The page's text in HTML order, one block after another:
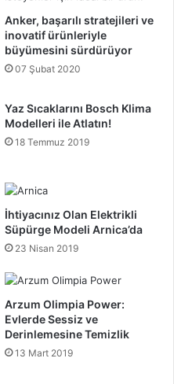
Anker, başarılı stratejileri ve
inovatif ürünleriyle
büyümesini sürdürüyor
07 Şubat 2020
Yaz Sıcaklarını Bosch Klima
Modelleri ile Atlatın!
18 Temmuz 2019
İhtiyacınız Olan Elektrikli
Süpürge Modeli Arnica’da
23 Nisan 2019
Arzum Olimpia Power:
Evlerde Sessiz ve
Derinlemesine Temizlik
13 Mart 2019